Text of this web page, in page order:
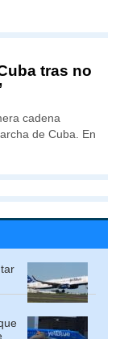
tras no
cadena
de Cuba. En